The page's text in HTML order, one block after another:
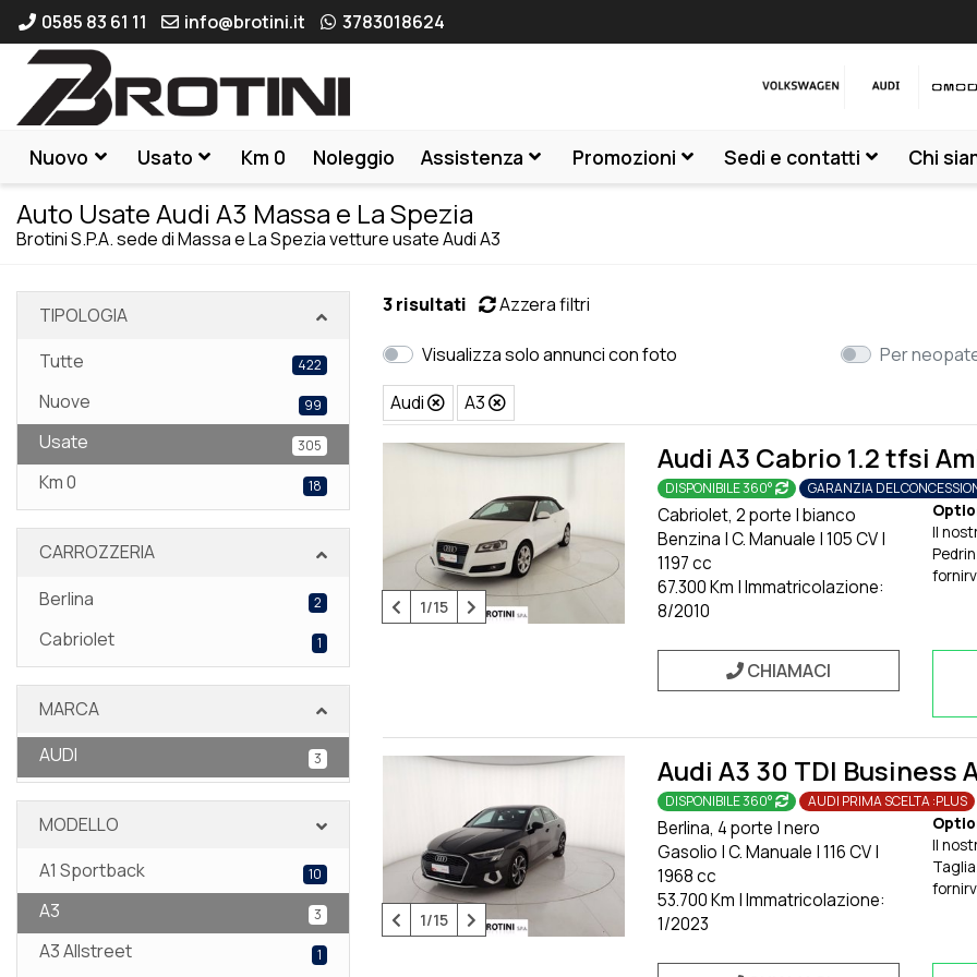
0585 83 61 11 info@brotini.it 3783018624
Nuovo Usato Km 0 Noleggio Assistenza Promozioni Sedi e contatti Chi
Auto Usate Audi A3 Massa e La Spezia
Brotini S.P.A. sede di Massa e La Spezia vetture usate Audi A3
TIPOLOGIA
Tutte
422
Nuove 99
Usate 305
Km 0 18
CARROZZERIA
Berlina
2
Cabriolet 1
MARCA
AUDI
3
MODELLO
A1 Sportback
10
A3 3
A3 Allstreet 1
3 risultati Azzera filtri
Visualizza solo annunci con foto Per
Audi A3
1/15
Audi A3 Cabrio 1.2 tfsi
DISPONIBILE 360° GARANZIA DEL
Cabriolet, 2 porte |bianco
Benzina |C. Manuale |105 CV|
1197 cc
67.300 Km |Immatricolazione:
8/2010
Il
CHIAMACI
1/15
Audi A3 30 TDI Business
DISPONIBILE 360° AUDI PRIMA SCELTA :PLUS
Berlina, 4 porte |nero
Gasolio |C. Manuale |116 CV|
1968 cc
53.700 Km |Immatricolazione:
1/2023
Il